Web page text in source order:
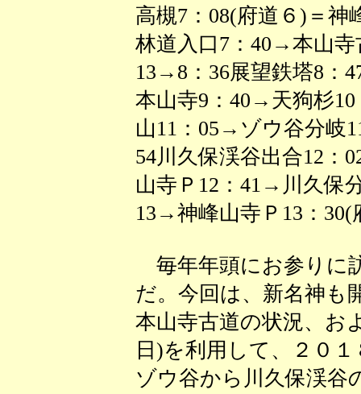
高槻7：08(府道６)＝
林道入口7：40→本山
13→8：36展望鉄塔8：
本山寺9：40→天狗杉
山11：05→ゾウ谷分岐
54川久保渓谷出合12
山寺Ｐ12：41→川久保
13→神峰山寺Ｐ13：30(
毎年年頭にお参りに
だ。今回は、新名神も
本山寺古道の状況、お
日)を利用して、２０
ゾウ谷から川久保渓谷